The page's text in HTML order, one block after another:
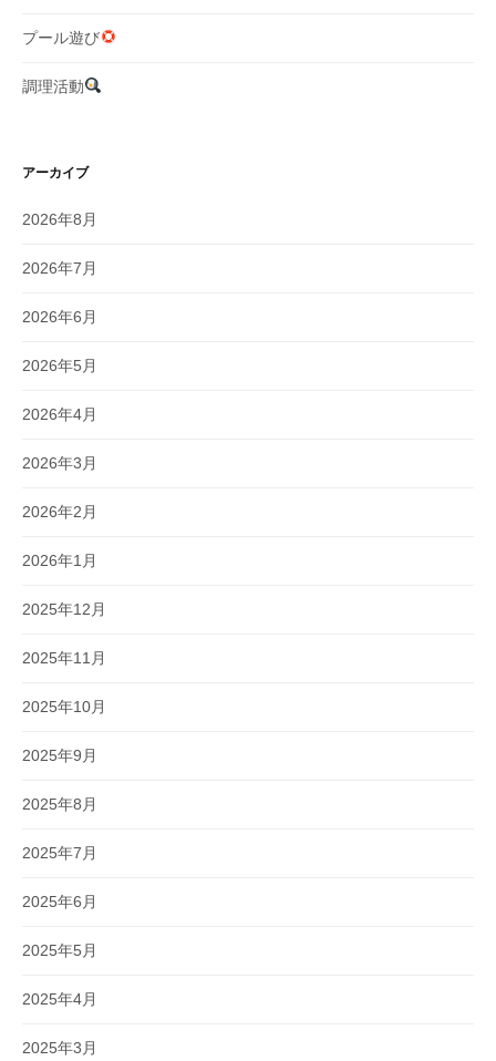
プール遊び
調理活動
アーカイブ
2026年8月
2026年7月
2026年6月
2026年5月
2026年4月
2026年3月
2026年2月
2026年1月
2025年12月
2025年11月
2025年10月
2025年9月
2025年8月
2025年7月
2025年6月
2025年5月
2025年4月
2025年3月